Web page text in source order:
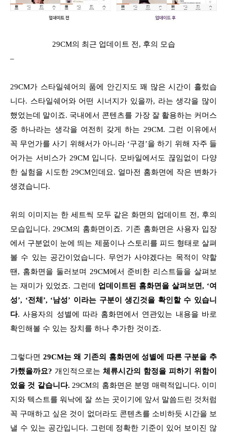
29CM의 최근 업데이트 전, 후의 모습
–
29CM가 스타일쉐어의 품에 안긴지도 꽤 많은 시간이 흘렀습
니다. 스타일쉐어와 어떤 시너지가 있을까, 라는 생각을 많이
했었는데 말이죠. 국내에서 콘텐츠를 가장 잘 활용하는 커머스
중 하나라는 생각을 여전히 갖게 하는 29CM. 그런 이유에서
꼭 무언가를 사기 위해서가 아니라 ‘구경’을 하기 위해 자주 들
어가는 서비스가 29CM 입니다. 모바일에서도 끊임없이 다양
한 실험을 시도한 29CM인데요. 얼마전 홈화면에 작은 변화가
생겼습니다.
위의 이미지는 한 세트씩 모두 같은 화면의 업데이트 전, 후의
모습입니다. 29CM의 홈화면이죠. 기존 홈화면은 사용자 입장
에서 구분없이 눈에 띄는 제품이나 스토리를 피드 형태로 살펴
볼 수 있는 공간이었습니다. 무언가 사야겠다는 목적이 약할
땐, 홈화면을 둘러보며 29CM에서 준비한 리스트들을 살펴보
는 재미가 있었죠. 그런데
업데이트된 홈화면을 살펴보면, ‘여
성’, ‘전체’, ‘남성’ 이라는 구분이 생긴것을 확인할 수 있습니
다. 사용자의 성별에 따라 홈화면에서 연관있는 내용을 바로
확인해볼 수 있는 장치를 하나 추가한 것이죠.
그렇다면 29CM는 왜 기존의 홈화면에 성별에 따른 구분을 추
가했을까요? 개인적으로는 체류시간의 함정을 피하기 위함이
었을 것 같습니다.29CM의 홈화면은 분명 매력적입니다. 이미
지와 텍스트를 워낙에 잘 쓰는 곳이기에 앞서 말씀드린 것처럼
꼭 구매하고 싶은 것이 없더라도 콘텐츠를 소비하듯 시간을 보
낼 수 있는 공간입니다. 그런데 정확한 기준이 있어 보이진 않